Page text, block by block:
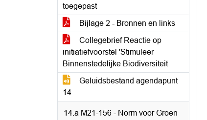
toegepast
Bijlage 2 - Bronnen en links
Collegebrief Reactie op
initiatiefvoorstel 'Stimuleer
Binnenstedelijke Biodiversiteit
Geluidsbestand agendapunt
14
14.a M21-156 - Norm voor Groen